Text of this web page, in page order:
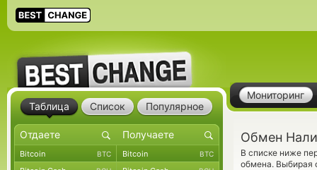
Мониторинг
Обмен
В списке ниже
обмена. Выбирая
Таблица Список Популярное
Bitcoin BTC Bitcoin BTC